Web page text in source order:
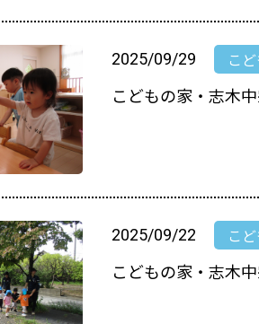
2025/09/29 こ
こどもの家・志木
2025/09/22 こ
こどもの家・志木